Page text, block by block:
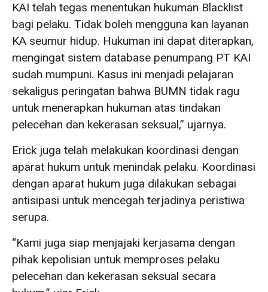
KAI telah tegas menentukan hukuman Blacklist
bagi pelaku. Tidak boleh mengguna kan layanan
KA seumur hidup. Hukuman ini dapat diterapkan,
mengingat sistem database penumpang PT KAI
sudah mumpuni. Kasus ini menjadi pelajaran
sekaligus peringatan bahwa BUMN tidak ragu
untuk menerapkan hukuman atas tindakan
pelecehan dan kekerasan seksual,” ujarnya.
Erick juga telah melakukan koordinasi dengan
aparat hukum untuk menindak pelaku. Koordinasi
dengan aparat hukum juga dilakukan sebagai
antisipasi untuk mencegah terjadinya peristiwa
serupa.
“Kami juga siap menjajaki kerjasama dengan
pihak kepolisian untuk memproses pelaku
pelecehan dan kekerasan seksual secara